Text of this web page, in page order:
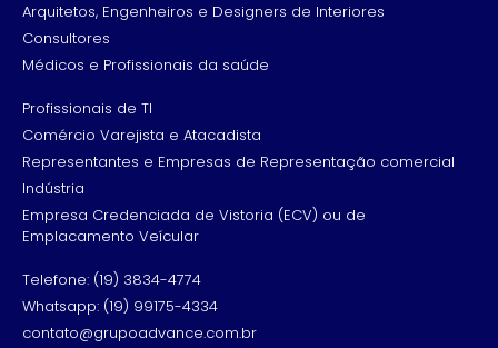
Arquitetos, Engenheiros e Designers de Interiores
Consultores
Médicos e Profissionais da saúde
Profissionais de TI
Comércio Varejista e Atacadista
Representantes e Empresas de Representação comercial
Indústria
Empresa Credenciada de Vistoria (ECV) ou de
Emplacamento Veícular
Telefone: (19) 3834-4774
Whatsapp: (19) 99175-4334
contato@grupoadvance.com.br